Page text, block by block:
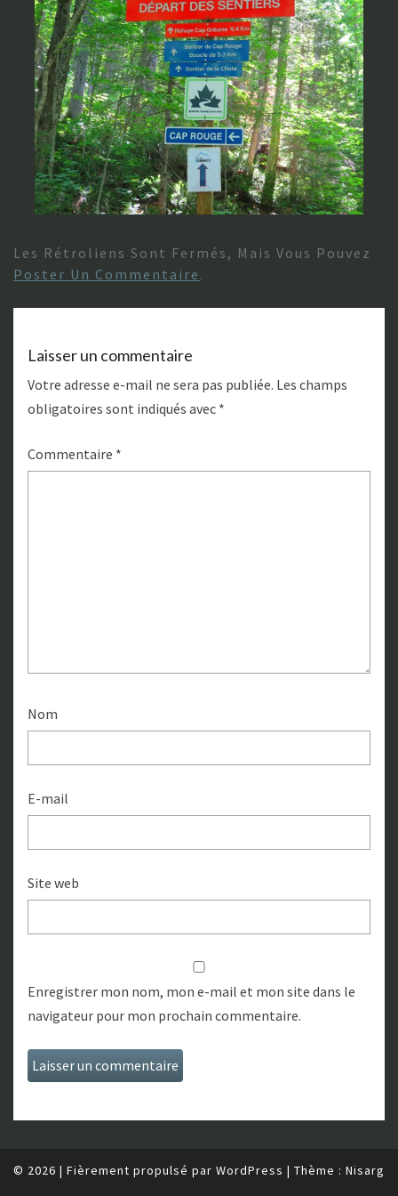
Les Rétroliens Sont Fermés, Mais Vous Pouvez
Poster Un Commentaire .
Laisser un commentaire
Votre adresse e-mail ne sera pas publiée. Les champs
obligatoires sont indiqués avec *
Commentaire *
Nom
E-mail
Site web
Enregistrer mon nom, mon e-mail et mon site dans le
navigateur pour mon prochain commentaire.
© 2026 | Fièrement propulsé par WordPress | Thème : Nisarg